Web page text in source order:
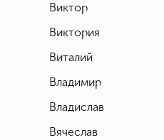
Виктор
Виктория
Виталий
Владимир
Владислав
Вячеслав